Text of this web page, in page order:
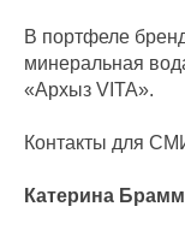
В портфеле
минеральная
«Архыз VITA».
Контакты для
Катерина